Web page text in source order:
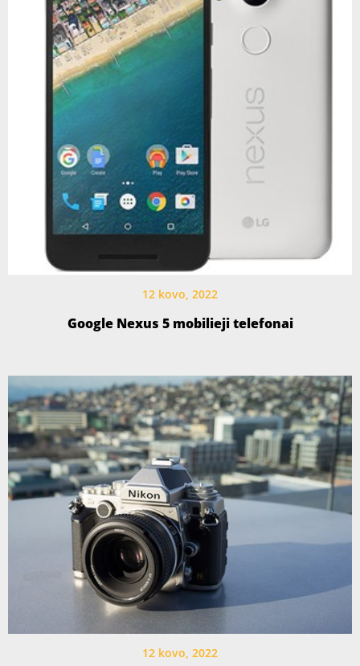
12 kovo, 2022
Google Nexus 5 mobilieji telefonai
12 kovo, 2022